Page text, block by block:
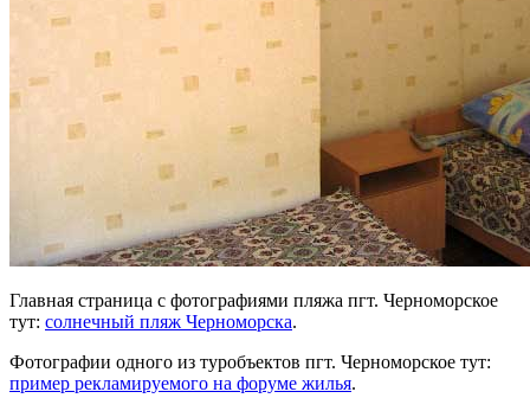
Главная страница с фотографиями пляжа пгт. Черноморское
тут: солнечный пляж Черноморска.
Фотографии одного из туробъектов пгт. Черноморское тут:
пример рекламируемого на форуме жилья.